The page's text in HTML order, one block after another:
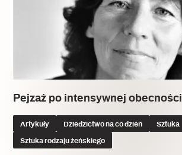
Pejzaż po intensywnej obecności
Artykuły Dziedzictwo na co dzień Sztuka
Sztuka rodzaju żeńskiego